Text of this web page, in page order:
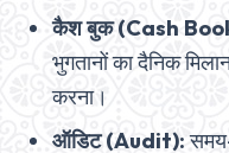
कैश बुक (Cash
भुगतानों का दैनिक
करना।
ऑडिट (Audit):